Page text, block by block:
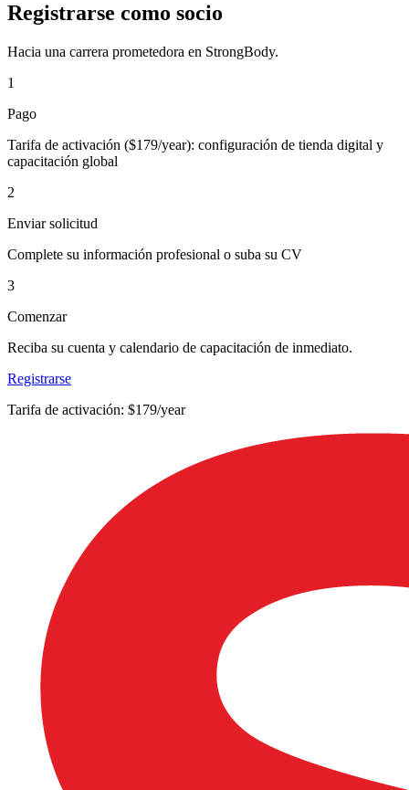
Registrarse como socio
Hacia una carrera prometedora en StrongBody.
1
Pago
Tarifa de activación ($179/year): configuración de tienda digital y
capacitación global
2
Enviar solicitud
Complete su información profesional o suba su CV
3
Comenzar
Reciba su cuenta y calendario de capacitación de inmediato.
Registrarse
Tarifa de activación: $179/year